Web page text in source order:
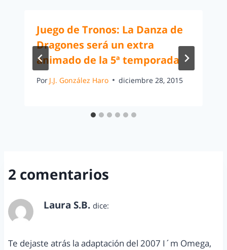
Juego de Tronos: La Danza de
Dragones será un extra
animado de la 5ª temporada
Por J.J. González Haro diciembre 28, 2015
2 comentarios
Laura S.B. dice:
Te dejaste atrás la adaptación del 2007 I´m Omega,